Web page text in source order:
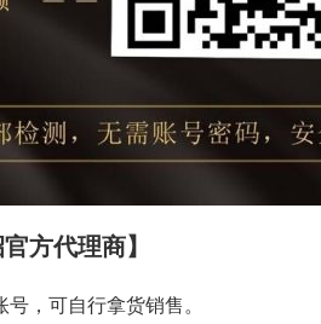
方代理商】
，可自行拿货销售。